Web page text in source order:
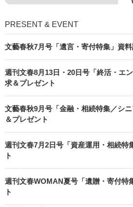
PRESENT & EVENT
文藝春秋7月号「遺言・寄付特集」資
週刊文春8月13日・20日号「終活・エ
求＆プレゼント
文藝春秋9月号「金融・相続特集／シ
＆プレゼント
週刊文春7月2日号「資産運用・相続特
ト
週刊文春WOMAN夏号「遺贈・寄付特
ト